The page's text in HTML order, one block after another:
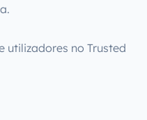
utilizadores no Trusted